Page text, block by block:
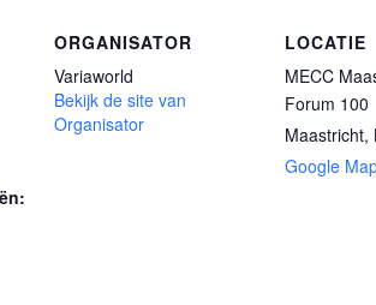
ORGANISATOR
Variaworld
Bekijk de site van
Organisator
LOCATIE
MECC
Forum 100
Maastricht,
Google